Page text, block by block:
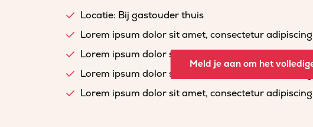
Locatie: Bij gastouder thuis
Lorem ipsum dolor sit amet, consectetur
Lorem ipsum dolor sit amet, consectetur adipiscing
Lorem ipsum dolor sit amet, consectetur adipiscing
Lorem ipsum dolor sit amet, consectetur
Meld je aan om het